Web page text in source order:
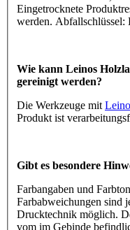
Eingetrocknete
werden.
Wie kann Leinos
gereinigt werden?
Die Werkzeuge mit
Produkt ist
Gibt es besondere
Farbangaben und
Farbabweichungen sind
Drucktechnik möglich.
vom im Gebinde